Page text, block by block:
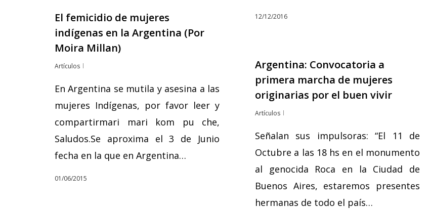
12/12/2016
El femicidio de mujeres
indígenas en la Argentina (Por
Moira Millan)
Artículos
En Argentina se mutila y asesina a las
mujeres Indígenas, por favor leer y
compartirmari mari kom pu che,
Saludos.Se aproxima el 3 de Junio
fecha en la que en Argentina…
01/06/2015
Argentina: Convocatoria a
primera marcha de mujeres
originarias por el buen vivir
Artículos
Señalan sus impulsoras: “El 11 de
Octubre a las 18 hs en el monumento
al genocida Roca en la Ciudad de
Buenos Aires, estaremos presentes
hermanas de todo el país…